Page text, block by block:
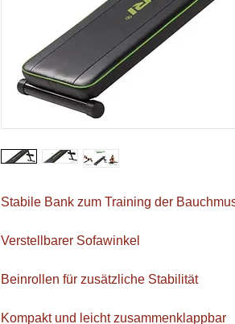
Stabile Bank zum Training der
Verstellbarer Sofawinkel
Beinrollen für zusätzliche Stabilität
Kompakt und leicht zusammenklappbar